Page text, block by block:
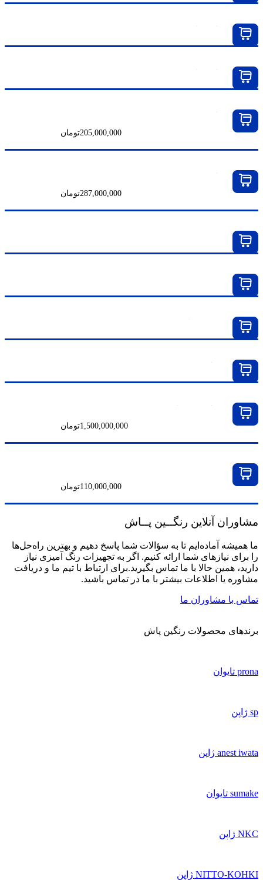
پمپ دیافراگمی گراکو هاسکی مدل ۱۵۹۰
پمپ دیافراگمی گراکو هاسکی مدل ۱۵۱۲۰
پمپ دیافراگمی پرونا ۱-۱/۲ اینچ مدل R-41
205,000,000تومان
پمپ دیافراگمی پرونا ۲ اینچ مدل R-51
287,000,000تومان
پمپ ایرلس بادی ۱ به ۶۸ برند HVBAN مدل HB 370-68
پمپ ایرلس بادی برند YLK کره XT-68000
پمپ ایرلس برقی گراکو مدل Mark V
پمپ ایرلس گراکو مدل مرکور ۳۰:۱
پمپ ایرلس گراکو کینگ ۷۰:۱ مدل XL70-180
1,500,000,000تومان
پمپ ایرلس مدل S3
110,000,000تومان
مشاوران آنلاین رنگــین پــاش
ما همیشه آماده‌ایم تا به سؤالات شما پاسخ دهیم و بهترین راه‌حل‌ها
را برای نیازهای شما ارائه کنیم. اگر به تجهیزات رنگ آمیزی نیاز
دارید، همین حالا با ما تماس بگیرید.برای ارتباط با تیم ما و دریافت
مشاوره یا اطلاعات بیشتر با ما در تماس باشید.
تماس با مشاوران ما
برندهای محصولات رنگین پاش
prona تایوان
sp ژاپن
anest iwata ژاپن
sumake تایوان
NKC ژاپن
NITTO-KOHKI ژاپن